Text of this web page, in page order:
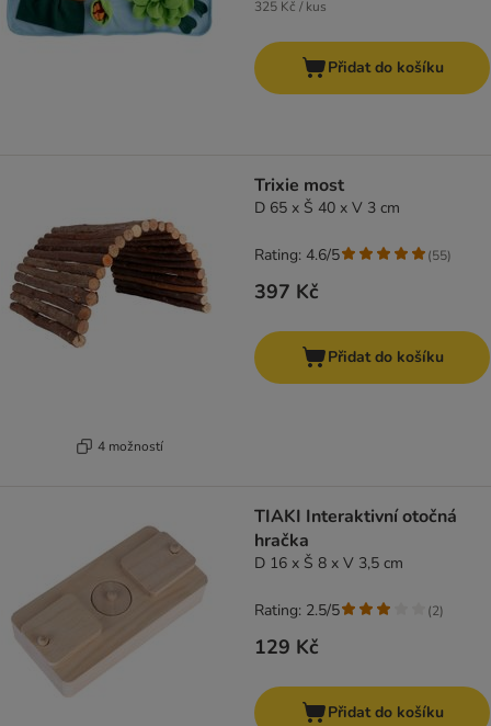
325 Kč / kus
Přidat do košíku
4 možností
Trixie most
D 65 x Š 40 x V 3 cm
397 Kč
Rating: 4.6/5 (55)
Přidat do košíku
TIAKI Interaktivní otočná
hračka
D 16 x Š 8 x V 3,5 cm
129 Kč
Rating: 2.5/5 (2)
Přidat do košíku